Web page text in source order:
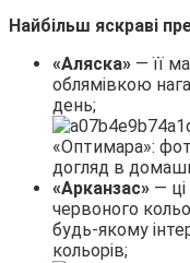
Найбільш яскраві
«Аляска» — її
облямівкою
день;
«Арканзас» —
червоного
будь-якому
кольорів;